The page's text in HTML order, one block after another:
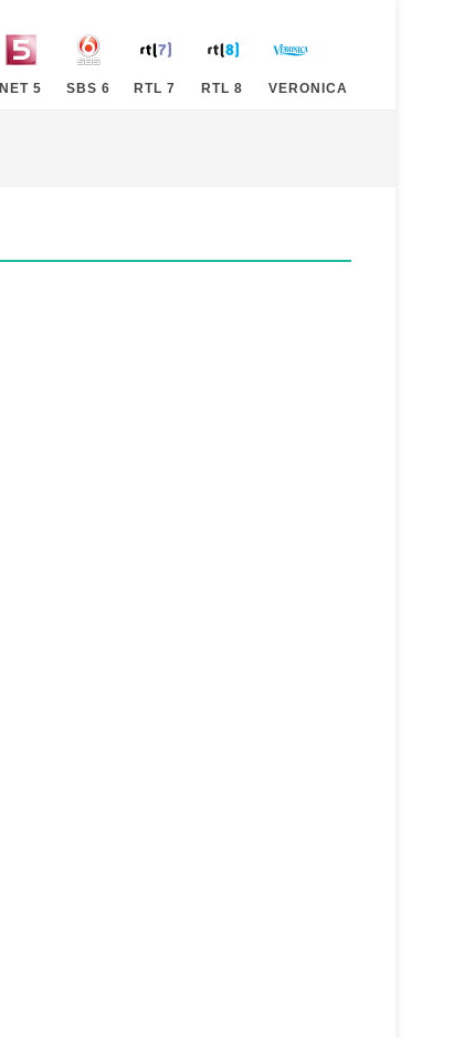
NET 5 SBS 6 RTL 7 RTL 8 VERONICA